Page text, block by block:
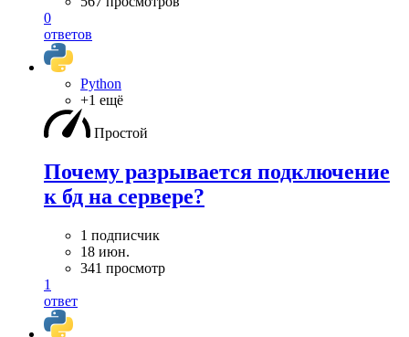
0
ответов
Python
+1 ещё
Простой
Почему разрывается подключение
к бд на сервере?
1 подписчик
18 июн.
341 просмотр
1
ответ